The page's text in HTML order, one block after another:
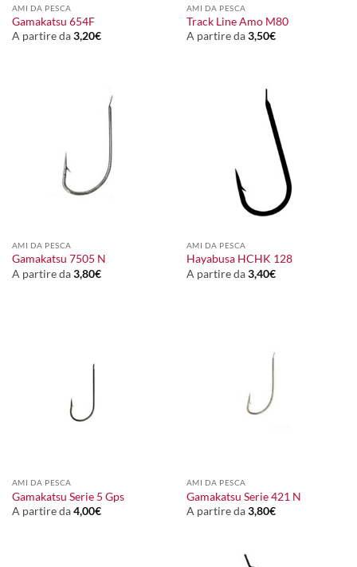
AMI DA PESCA
Gamakatsu 654F
A partire da3,20€
AMI DA PESCA
Track Line Amo M80
A partire da3,50€
AMI DA PESCA
Gamakatsu 7505 N
A partire da3,80€
AMI DA PESCA
Hayabusa HCHK 128
A partire da3,40€
AMI DA PESCA
Gamakatsu Serie 5 Gps
A partire da4,00€
AMI DA PESCA
Gamakatsu Serie 421 N
A partire da3,80€